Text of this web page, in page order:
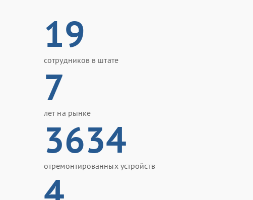
19
сотрудников в штате
7
лет на рынке
3634
отремонтированных устройств